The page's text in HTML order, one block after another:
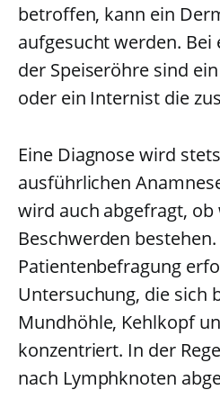
betroffen, kann ein
aufgesucht werden. Bei
der Speiseröhre sind
oder ein Internist die
Eine Diagnose wird
ausführlichen
wird auch abgefragt, ob
Beschwerden
Patientenbefragung
Untersuchung, die sich
Mundhöhle, Kehlkopf
konzentriert. In der
nach Lymphknoten